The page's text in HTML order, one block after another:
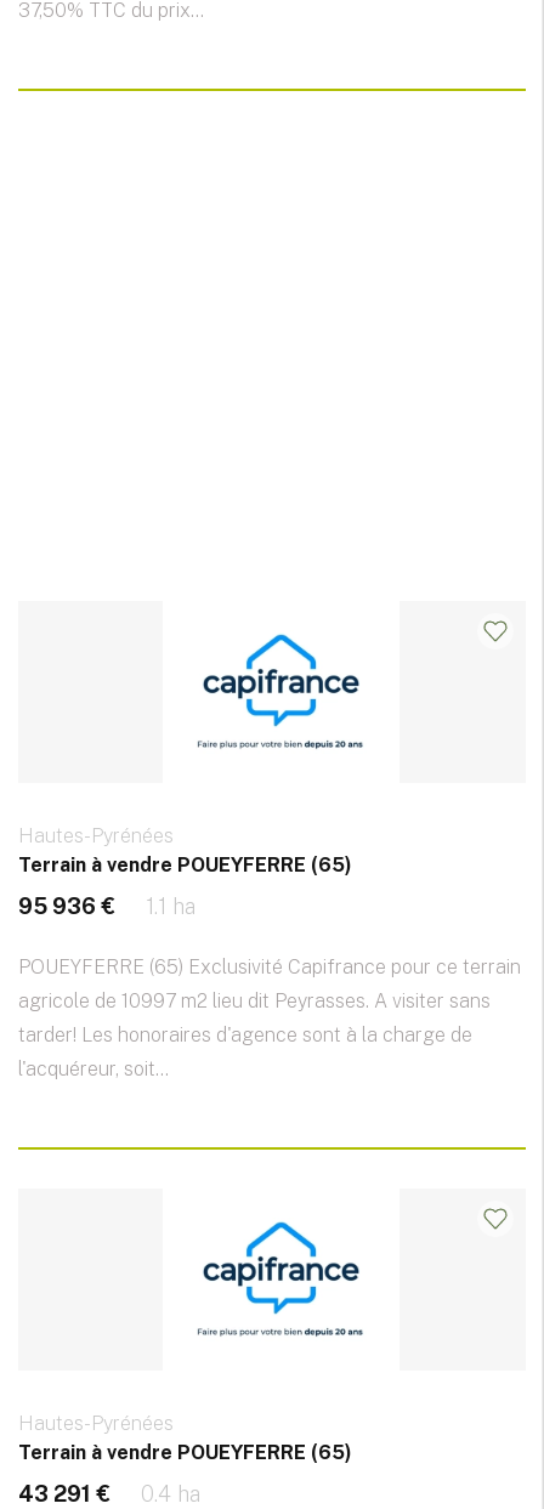
37,50% TTC du prix...
Hautes-Pyrénées
Terrain à vendre POUEYFERRE (65)
95 936 € 1.1 ha
POUEYFERRE (65) Exclusivité Capifrance pour ce terrain
agricole de 10997 m2 lieu dit Peyrasses. A visiter sans
tarder! Les honoraires d'agence sont à la charge de
l'acquéreur, soit...
Hautes-Pyrénées
Terrain à vendre POUEYFERRE (65)
43 291 € 0.4 ha